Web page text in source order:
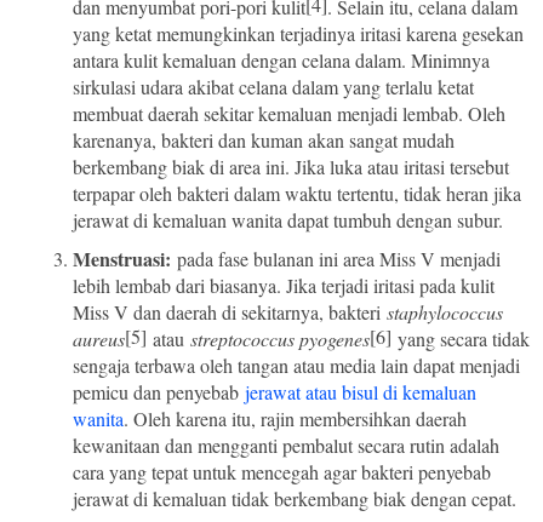
dan menyumbat pori-pori kulit
. Selain itu, celana dalam
yang ketat memungkinkan terjadinya iritasi karena gesekan
antara kulit kemaluan dengan celana dalam. Minimnya
sirkulasi udara akibat celana dalam yang terlalu ketat
membuat daerah sekitar kemaluan menjadi lembab. Oleh
karenanya, bakteri dan kuman akan sangat mudah
berkembang biak di area ini. Jika luka atau iritasi tersebut
terpapar oleh bakteri dalam waktu tertentu, tidak heran jika
jerawat di kemaluan wanita dapat tumbuh dengan subur.
Menstruasi: pada fase bulanan ini area Miss V menjadi
lebih lembab dari biasanya. Jika terjadi iritasi pada kulit
Miss V dan daerah di sekitarnya, bakteri staphylococcus
aureus[5] atau streptococcus pyogenes[6] yang secara tidak
sengaja terbawa oleh tangan atau media lain dapat menjadi
pemicu dan penyebab jerawat atau bisul di kemaluan
wanita. Oleh karena itu, rajin membersihkan daerah
kewanitaan dan mengganti pembalut secara rutin adalah
cara yang tepat untuk mencegah agar bakteri penyebab
jerawat di kemaluan tidak berkembang biak dengan cepat.